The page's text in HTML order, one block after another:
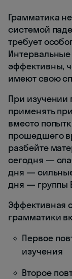
Грамматика
системой
требует
эффективны,
имеют свою
При изучении
применять
вместо
прошедшего
разбейте
сегодня —
дня —
дня — группы
Эффективная
грамматики
Первое
изучения
Второе